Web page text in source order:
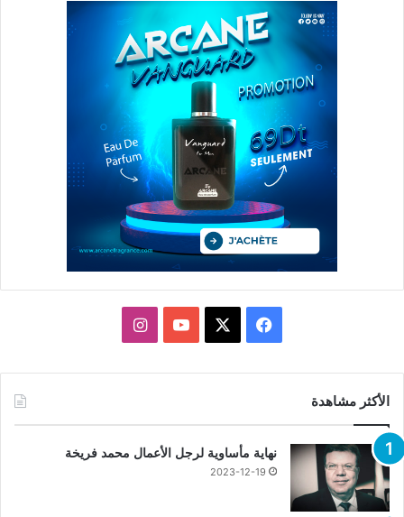
فيسبوك يوتيوبانستقرام
الأكثر مشاهدة
نهاية مأساوية لرجل الأعمال محمد فريخة
2023-12-19